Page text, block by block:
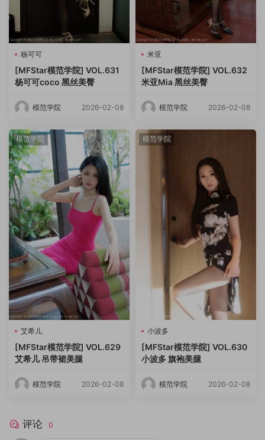
杨可可
[MFStar模范学院] VOL.631
杨可可coco 黑丝美臀
模范学院 2026-02-08
米亚
[MFStar模范学院] VOL.632
米亚Mia 黑丝美臀
模范学院 2026-02-08
模范学院
艾希儿
[MFStar模范学院] VOL.629
艾希儿 吊带裙美腿
模范学院 2026-02-08
模范学院
小波多
[MFStar模范学院] VOL.630
小波多 旗袍美腿
模范学院 2026-02-08
评论 0